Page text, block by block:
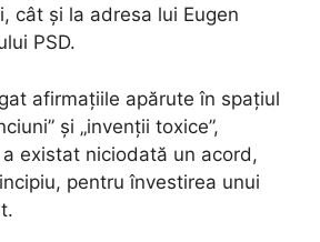
cât și la adresa lui Eugen
PSD.
afirmațiile apărute în spațiul
și „invenții toxice”,
existat niciodată un acord,
pentru învestirea unui